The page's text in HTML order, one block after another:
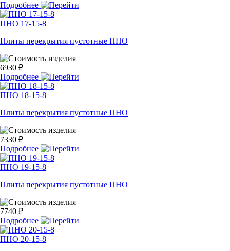
Подробнее
ПНО 17-15-8
Плиты перекрытия пустотные ПНО
6930 ₽
Подробнее
ПНО 18-15-8
Плиты перекрытия пустотные ПНО
7330 ₽
Подробнее
ПНО 19-15-8
Плиты перекрытия пустотные ПНО
7740 ₽
Подробнее
ПНО 20-15-8